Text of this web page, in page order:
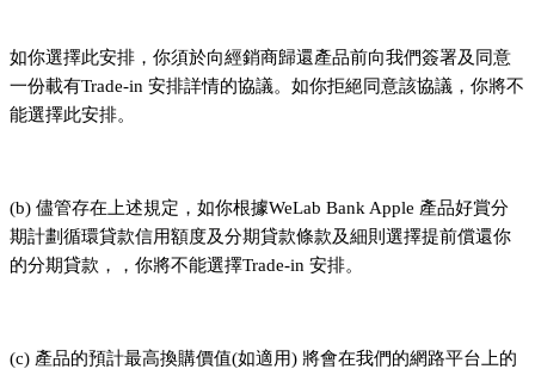
如你選擇此安排，你須於向經銷商歸還產品前向我們簽署及同意
一份載有Trade-in 安排詳情的協議。如你拒絕同意該協議，你將不
能選擇此安排。
(b) 儘管存在上述規定，如你根據WeLab Bank Apple 產品好賞分
期計劃循環貸款信用額度及分期貸款條款及細則選擇提前償還你
的分期貸款，，你將不能選擇Trade-in 安排。
(c) 產品的預計最高換購價值(如適用) 將會在我們的網路平台上的